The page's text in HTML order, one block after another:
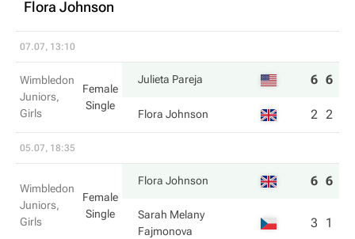
Flora Johnson
07.07, 13:10
Wimbledon
Juniors,
Girls
Female
Single
Julieta Pareja 6 6
Flora Johnson 2 2
05.07, 18:35
Wimbledon
Juniors,
Girls
Female
Single
Flora Johnson 6 6
Sarah Melany
Fajmonova
3 1